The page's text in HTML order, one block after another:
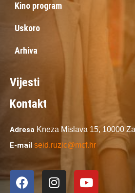
Kino program
Uskoro
Arhiva
Vijesti
Kontakt
Adresa Kneza Mislava 15, 10000
E-mail seid.ruzic@mcf.hr